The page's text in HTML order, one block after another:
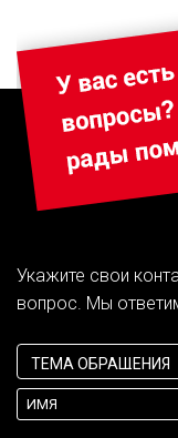
Укажите свои
вопрос. Мы